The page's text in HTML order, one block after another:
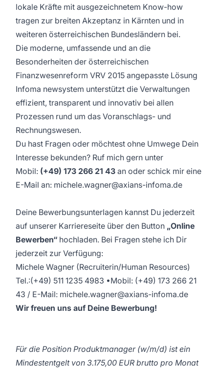
lokale Kräfte mit ausgezeichnetem Know-how
tragen zur breiten Akzeptanz in Kärnten und in
weiteren österreichischen Bundesländern bei.
Die moderne, umfassende und an die
Besonderheiten der österreichischen
Finanzwesenreform VRV 2015 angepasste Lösung
Infoma newsystem unterstützt die Verwaltungen
effizient, transparent und innovativ bei allen
Prozessen rund um das Voranschlags- und
Rechnungswesen.
Du hast Fragen oder möchtest ohne Umwege Dein
Interesse bekunden? Ruf mich gern unter
Mobil: (+49) 173 266 21 43 an oder schick mir eine
E-Mail an: michele.wagner@axians-infoma.de
Deine Bewerbungsunterlagen kannst Du jederzeit
auf unserer Karriereseite über den Button „Online
Bewerben“ hochladen. Bei Fragen stehe ich Dir
jederzeit zur Verfügung:
Michele Wagner (Recruiterin/Human Resources)
Tel.:(+49) 511 1235 4983 •Mobil: (+49) 173 266 21
43 / E-Mail: michele.wagner@axians-infoma.de
Wir freuen uns auf Deine Bewerbung!
Für die Position Produktmanager (w/m/d) ist ein
Mindestentgelt von 3.175,00 EUR brutto pro Monat